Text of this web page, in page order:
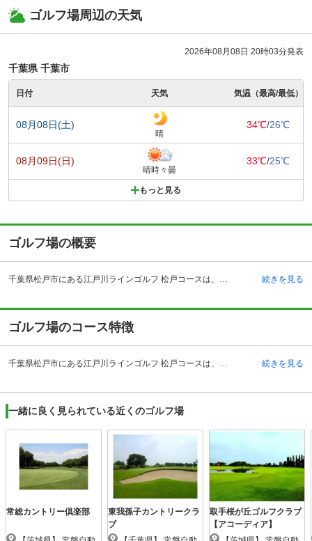
ゴルフ場周辺の天気
2026年08月08日 20時03分発表
千葉県 千葉市
日付 天気 気温（最高/最低）
08月08日(土)
晴
34℃/26℃
08月09日(日)
晴時々曇
33℃/25℃
もっと見る
ゴルフ場の概要
千葉県松戸市にある江戸川ラインゴルフ 松戸コースは、江戸川の河川敷に広がるパブリック制のゴルフ場です。日本橋から約15キロメートルと、思い立ったらすぐにゴルフができる魅力的な環境にあります。アクセスは自動車の場合、首都高速道路中央環状線・四つ木インターチェンジから約20分。東京外環自動車道を利用の場合は、三郷南インターチェンジから約15分でアクセスできます。電車の場合はJR常磐線、新京成電鉄新京成線の松戸駅よりタクシーで約15分。また、JR常磐線・金町駅、もしくは京成電鉄京成線・京成金町駅よりタクシーで約10分となっています。対岸にある系列コース・江戸川ラインゴルフ場には、280ヤード、120打席の練習場があり、ネットがなく広々としているため、コースさながらの練習ができます。また、全長1,265ヤード、パー54、18ホールのショートコースも設けられています。 続きを見る
ゴルフ場のコース特徴
千葉県松戸市にある江戸川ラインゴルフ 松戸コースは、江戸川の河川敷に広がるパブリック制のゴルフ場です。日本橋から約15キロメートルと、思い立ったらすぐにゴルフができる魅力的な環境にあります。アクセスは自動車の場合、首都高速道路中央環状線・四つ木インターチェンジから約20分。東京外環自動車道を利用の場合は、三郷南インターチェンジから約15分でアクセスできます。電車の場合はJR常磐線、新京成電鉄新京成線の松戸駅よりタクシーで約15分。また、JR常磐線・金町駅、もしくは京成電鉄京成線・京成金町駅よりタクシーで約10分となっています。対岸にある系列コース・江戸川ラインゴルフ場には、280ヤード、120打席の練習場があり、ネットがなく広々としているため、コースさながらの練習ができます。また、全長1,265ヤード、パー54、18ホールのショートコースも設けられています。 続きを見る
一緒に良く見られている近くのゴルフ場
常総カントリー倶楽部
東我孫子カントリークラ
ブ
取手桜が丘ゴルフクラブ
【アコーディア】